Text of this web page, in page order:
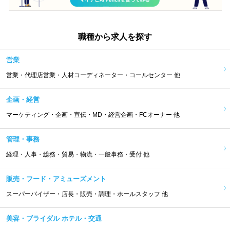
職種から求人を探す
営業
営業・代理店営業・人材コーディネーター・コールセンター 他
企画・経営
マーケティング・企画・宣伝・MD・経営企画・FCオーナー 他
管理・事務
経理・人事・総務・貿易・物流・一般事務・受付 他
販売・フード・アミューズメント
スーパーバイザー・店長・販売・調理・ホールスタッフ 他
美容・ブライダル ホテル・交通